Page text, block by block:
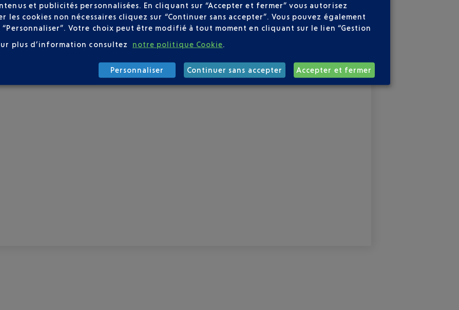
AU DÉPART DE NICE
et publicités personnalisées. En cliquant sur “Accepter et fermer” vous autorisez
cookies non nécessaires cliquez sur “Continuer sans accepter”. Vous pouvez également
Votre choix peut être modifié à tout moment en cliquant sur le lien “Gestion
plus d’information consultez notre politique Cookie
Personnaliser Continuer sans accepter Accepter et fermer